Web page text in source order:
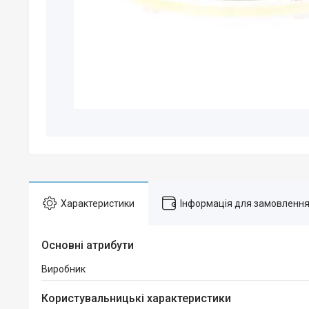
Характеристики Інформація для замовлення
Основні атрибути
Виробник
Користувальницькі характеристики